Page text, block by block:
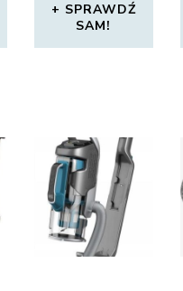
SPRAWDŹ
SAM!